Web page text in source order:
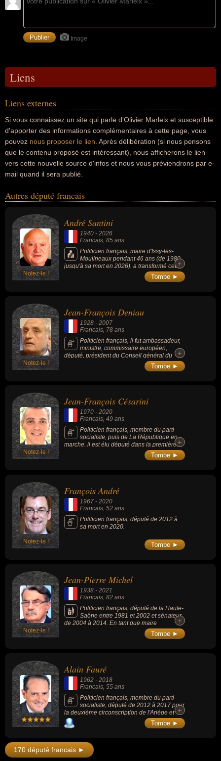
Image
Liens
Liens externes
Si vous connaissez un site qui parle d'Olivier Marleix et susceptible
d'apporter des informations complémentaires à cette page, vous
pouvez nous proposer le lien . Après délibération (si nous pensons
que le contenu proposé est intéressant), nous afficherons le lien
vers cette nouvelle source d'infos et nous vous préviendrons par e-
mail quand il sera publié.
Autres député francais
Notez-le !
André Santini
1940 - 2026
Francais, 85 ans
Politicien français, maire d'Issy-les-
Moulineaux pendant 46 ans (de 1980
jusqu'à sa mort en 2026), a transformé cette
ancienne commune ouvrière en un pôle
technologique et numérique majeur de la
gouvernement sous les présidences de
Jacques Chirac et de Nicolas Sarkozy.
+
+
Tombe ►
Notez-le !
Jean-François Deniau
1928 - 2007
Francais , 78 ans
Politicien français, il fut ambassadeur,
ministre, commissaire européen,
député, président du Conseil général du
Cher, essayiste, romancier et membre de
l'Académie française. C'était aussi un
+
+
Tombe ►
Notez-le !
Jean-François Césarini
1970 - 2020
Francais, 49 ans
Politicien français, membre du parti
socialiste, puis de La République en
marche, il est élu député dans la première
circonscription de Vaucluse lors des
élections législatives de 2017.
+
+
Tombe ►
Notez-le !
François André
1967 - 2020
Francais , 52 ans
Politicien français, député de 2012 à
sa mort en 2020.
Tombe ►
Notez-le !
Jean-Pierre Michel
1938 - 2021
Francais, 82 ans
Politicien français, député de la Haute-
Saône entre 1981 et 2002 et sénateur
de 2004 à 2014. En tant que maire
d’Héricourt, il a profondément modernisé
cette ville qui restait frappée par la crise
+
+
Tombe ►
Alain Fauré
1962 - 2018
Francais , 55 ans
Politicien français, membre du parti
socialiste, député de 2012 à 2017 pour
la deuxième circonscription de l'Ariège et
maire de Pujols de 2001 à 2014. Il a marqué
le paysage politique du département de son
d'élever sa réflexion au niveau de la nation,
tout en étant très attentif à son territoire
auquel il était particulièrement attaché.
+
+
Tombe ►
170 député francais ►